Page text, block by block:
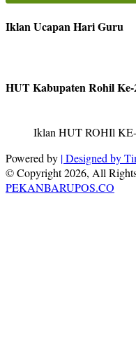
Iklan Ucapan Hari Guru
HUT Kabupaten Rohil Ke-
Iklan HUT ROHIl
Powered by | Designed by
© Copyright 2026, All
PEKANBARUPOS.CO